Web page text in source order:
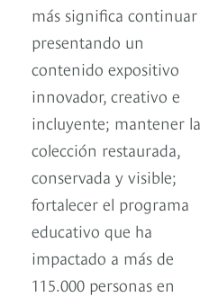
más significa continuar
presentando un
contenido expositivo
innovador, creativo e
incluyente; mantener la
colección restaurada,
conservada y visible;
fortalecer el programa
educativo que ha
impactado a más de
115.000 personas en